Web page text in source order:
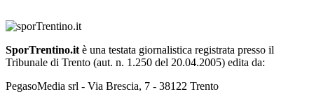
SporTrentino.it è una testata giornalistica registrata presso il
Tribunale di Trento (aut. n. 1.250 del 20.04.2005) edita da:
PegasoMedia srl - Via Brescia, 7 - 38122 Trento